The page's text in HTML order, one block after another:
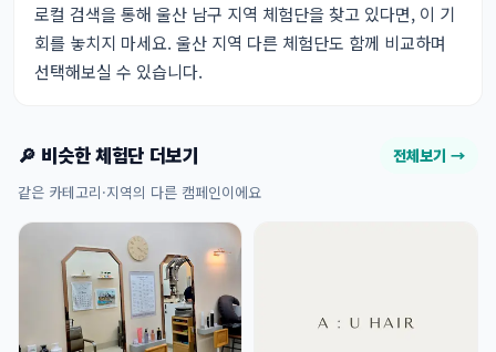
로컬 검색을 통해 울산 남구 지역 체험단을 찾고 있다면, 이 기
회를 놓치지 마세요. 울산 지역 다른 체험단도 함께 비교하며
선택해보실 수 있습니다.
🔎 비슷한 체험단 더보기 전체보기 →
같은 카테고리·지역의 다른 캠페인이에요